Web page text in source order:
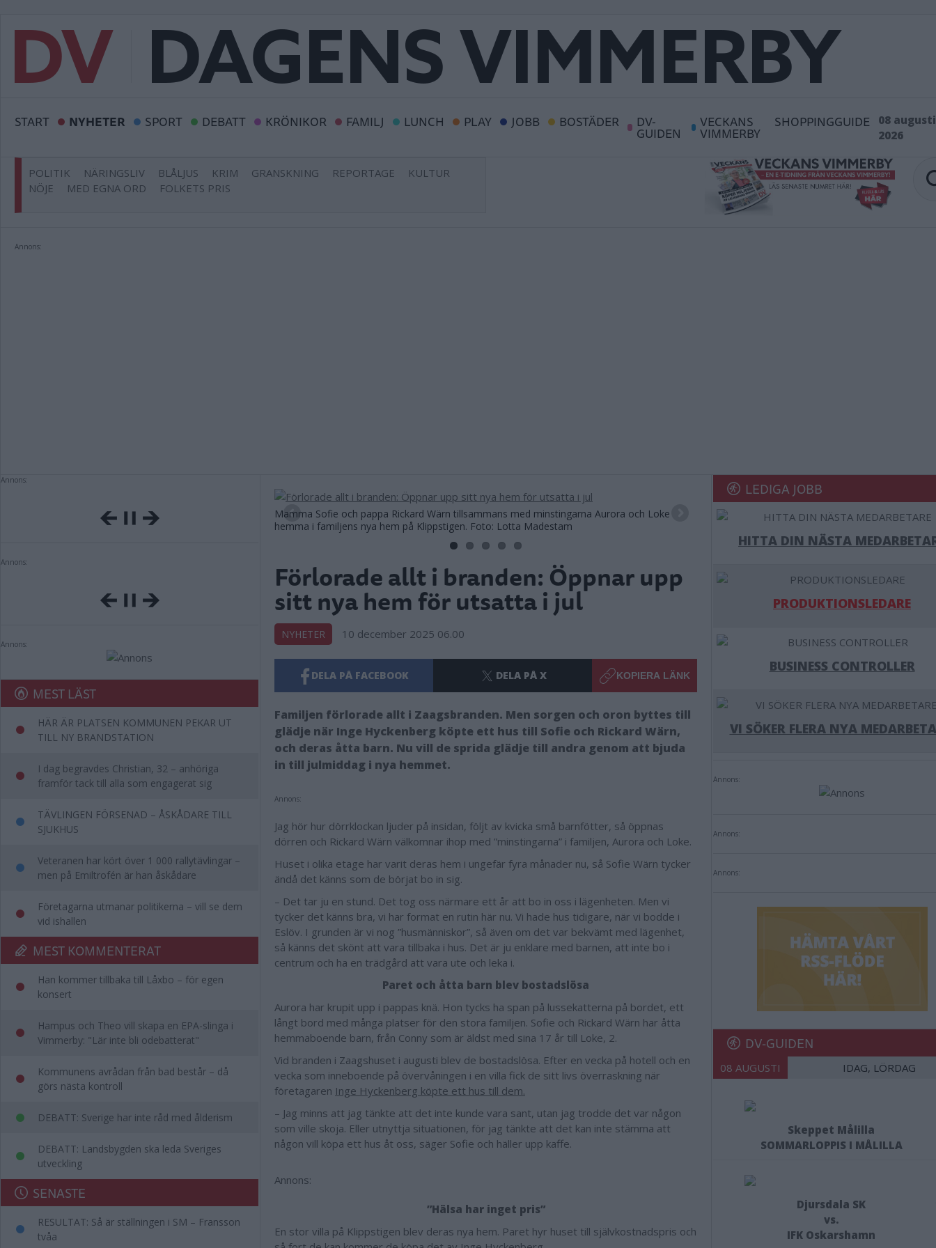
START NYHETER SPORT DEBATT KRÖNIKOR FAMILJ LUNCH PLAY JOBB BOSTÄDER DV-
GUIDEN
VECKANS
VIMMERBY
SHOPPINGGUIDE
08 augusti
2026
POLITIK NÄRINGSLIV BLÅLJUS KRIM GRANSKNING REPORTAGE
KULTUR
NÖJE
MED EGNA ORD FOLKETS PRIS
Annons:
Annons:
Annons:
Annons:
MEST LÄST
HÄR ÄR PLATSEN KOMMUNEN PEKAR UT
TILL NY BRANDSTATION
I dag begravdes Christian, 32 – anhöriga
framför tack till alla som engagerat sig
TÄVLINGEN FÖRSENAD – ÅSKÅDARE TILL
SJUKHUS
Veteranen har kört över 1 000 rallytävlingar –
men på Emiltrofén är han åskådare
Företagarna utmanar politikerna – vill se dem
vid ishallen
MEST KOMMENTERAT
Han kommer tillbaka till Låxbo – för egen
konsert
Hampus och Theo vill skapa en EPA-slinga i
Vimmerby: "Lär inte bli odebatterat"
Kommunens avrådan från bad består – då
görs nästa kontroll
DEBATT: Sverige har inte råd med ålderism
DEBATT: Landsbygden ska leda Sveriges
utveckling
SENASTE
RESULTAT: Så är ställningen i SM – Fransson
tvåa
Mamma Sofie och pappa Rickard Wärn tillsammans med minstingarna Aurora och Loke
hemma i familjens nya hem på Klippstigen. Foto: Lotta Madestam
Förlorade allt i branden: Öppnar upp
sitt nya hem för utsatta i jul
NYHETER 10 december 2025 06.00
DELA PÅ FACEBOOK DELA PÅ X KOPIERA LÄNK
Familjen förlorade allt i Zaagsbranden. Men sorgen och oron byttes till
glädje när Inge Hyckenberg köpte ett hus till Sofie och Rickard Wärn,
och deras åtta barn. Nu vill de sprida glädje till andra genom att bjuda
in till julmiddag i nya hemmet.
Annons:
Jag hör hur dörrklockan ljuder på insidan, följt av kvicka små barnfötter, så öppnas
dörren och Rickard Wärn välkomnar ihop med ”minstingarna” i familjen, Aurora och Loke.
Huset i olika etage har varit deras hem i ungefär fyra månader nu, så Sofie Wärn tycker
ändå det känns som de börjat bo in sig.
– Det tar ju en stund. Det tog oss närmare ett år att bo in oss i lägenheten. Men vi
tycker det känns bra, vi har format en rutin här nu. Vi hade hus tidigare, när vi bodde i
Eslöv. I grunden är vi nog ”husmänniskor”, så även om det var bekvämt med lägenhet,
så känns det skönt att vara tillbaka i hus. Det är ju enklare med barnen, att inte bo i
centrum och ha en trädgård att vara ute och leka i.
Paret och åtta barn blev bostadslösa
Aurora har krupit upp i pappas knä. Hon tycks ha span på lussekatterna på bordet, ett
långt bord med många platser för den stora familjen. Sofie och Rickard Wärn har åtta
hemmaboende barn, från Conny som är äldst med sina 17 år till Loke, 2.
Vid branden i Zaagshuset i augusti blev de bostadslösa. Efter en vecka på hotell och en
vecka som inneboende på övervåningen i en villa fick de sitt livs överraskning när
företagaren Inge Hyckenberg köpte ett hus till dem.
– Jag minns att jag tänkte att det inte kunde vara sant, utan jag trodde det var någon
som ville skoja. Eller utnyttja situationen, för jag tänkte att det kan inte stämma att
någon vill köpa ett hus åt oss, säger Sofie och häller upp kaffe.
Annons:
”Hälsa har inget pris”
En stor villa på Klippstigen blev deras nya hem. Paret hyr huset till självkostnadspris och
LEDIGA JOBB
HITTA DIN NÄSTA
PRODUKTIONSLEDARE
BUSINESS CONTROLLER
VI SÖKER FLERA NYA
Annons:
Annons:
Annons:
DV-GUIDEN
08 AUGUSTI IDAG, LÖRDAG
Skeppet Målilla
SOMMARLOPPIS I MÅLILLA
Djursdala SK
vs.
IFK Oskarshamn